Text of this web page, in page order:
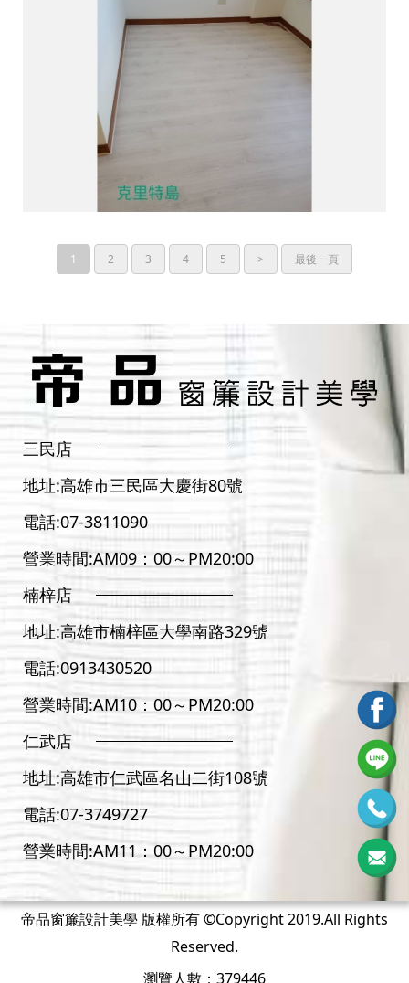
1 2 3 4 5 > 最後一頁
三民店
地址:高雄市三民區大慶街80號
電話:07-3811090
營業時間:AM09：00～PM20:00
楠梓店
地址:高雄市楠梓區大學南路329號
電話:0913430520
營業時間:AM10：00～PM20:00
仁武店
地址:高雄市仁武區名山二街108號
電話:07-3749727
營業時間:AM11：00～PM20:00
帝品窗簾設計美學 版權所有 ©Copyright 2019.All Rights
Reserved.
瀏覽人數：379446